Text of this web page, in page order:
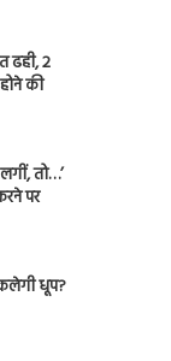
ढही, 2
की
तो…’
पर
धूप?